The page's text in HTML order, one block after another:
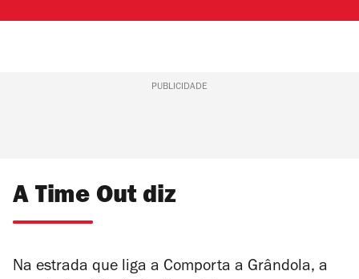
PUBLICIDADE
A Time Out diz
Na estrada que liga a Comporta a Grândola, a